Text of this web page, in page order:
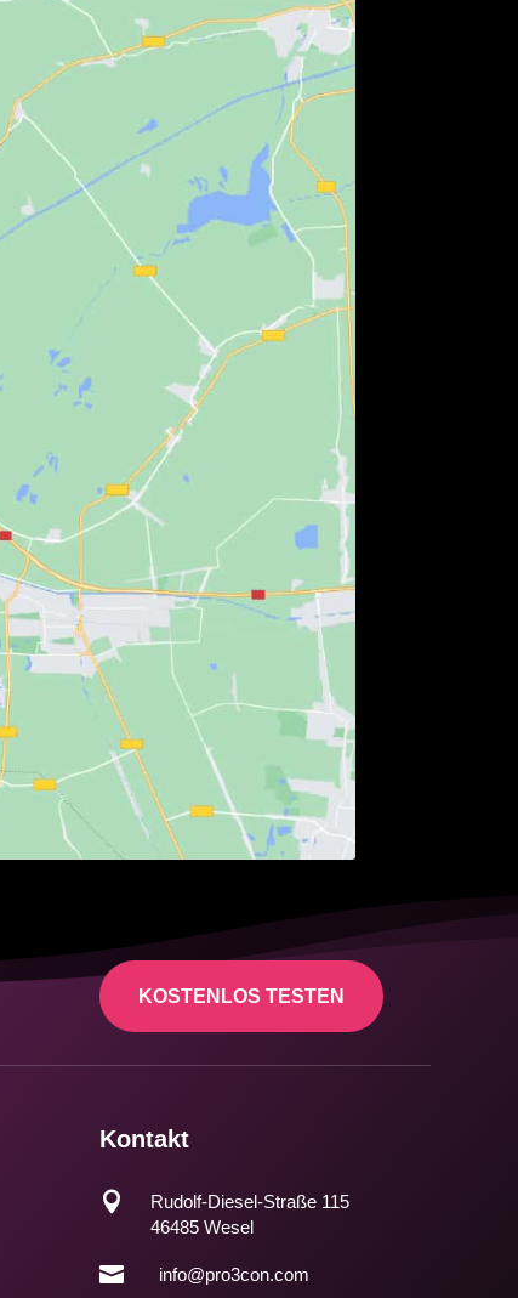
KOSTENLOS TESTEN
Kontakt

Rudolf-Diesel-Straße 115
46485 Wesel
 info@pro3con.com